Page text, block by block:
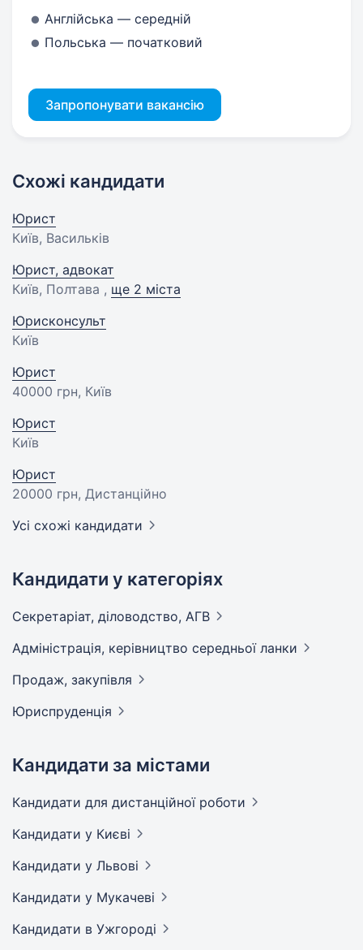
Англійська — середній
Польська — початковий
Запропонувати вакансію
Схожі кандидати
Юрист
Київ, Васильків
Юрист, адвокат
Київ, Полтава , ще 2 міста
Юрисконсульт
Київ
Юрист
40000 грн, Київ
Юрист
Київ
Юрист
20000 грн, Дистанційно
Усі схожі кандидати
Кандидати у категоріях
Секретаріат, діловодство, АГВ
Адмiнiстрацiя, керівництво середньої ланки
Продаж, закупівля
Юриспруденція
Кандидати за містами
Кандидати для дистанційної роботи
Кандидати у Києві
Кандидати у Львові
Кандидати у Мукачеві
Кандидати в Ужгороді